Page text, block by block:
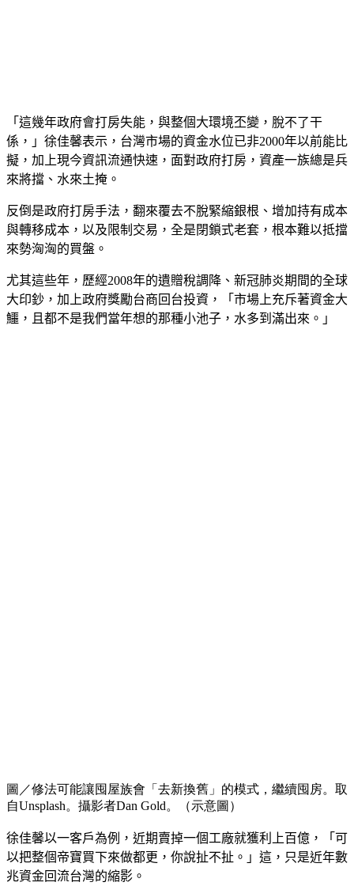
「這幾年政府會打房失能，與整個大環境丕變，脫不了干
係，」徐佳馨表示，台灣市場的資金水位已非2000年以前能比
擬，加上現今資訊流通快速，面對政府打房，資產一族總是兵
來將擋、水來土掩。
反倒是政府打房手法，翻來覆去不脫緊縮銀根、增加持有成本
與轉移成本，以及限制交易，全是閉鎖式老套，根本難以抵擋
來勢洶洶的買盤。
尤其這些年，歷經2008年的遺贈稅調降、新冠肺炎期間的全球
大印鈔，加上政府獎勵台商回台投資，「市場上充斥著資金大
鱷，且都不是我們當年想的那種小池子，水多到滿出來。」
圖／修法可能讓囤屋族會「去新換舊」的模式，繼續囤房。取
自Unsplash。攝影者Dan Gold。（示意圖）
徐佳馨以一客戶為例，近期賣掉一個工廠就獲利上百億，「可
以把整個帝寶買下來做都更，你說扯不扯。」這，只是近年數
兆資金回流台灣的縮影。